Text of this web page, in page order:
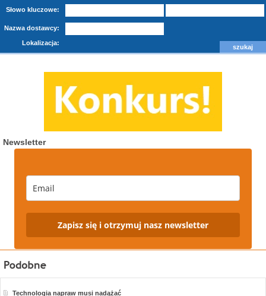
Słowo kluczowe:
Nazwa dostawcy:
Lokalizacja:
Newsletter
Zapisz się i otrzymuj nasz newsletter
Technologia napraw musi nadążać